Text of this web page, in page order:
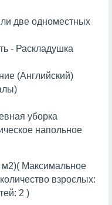
две одноместных
- Раскладушка
(Английский)
уборка
напольное
м2)( Максимальное
взрослых:
2 )